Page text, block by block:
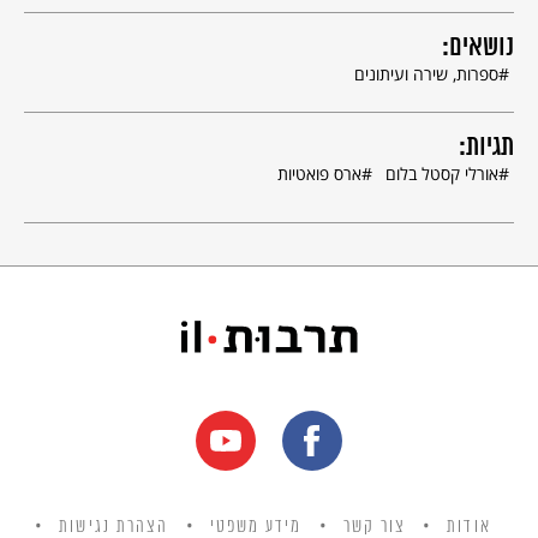
37-33.
נושאים:
ספרות, שירה ועיתונים
תגיות:
אורלי קסטל בלום ארס פואטיות
אודות צור קשר מידע משפטי הצהרת נגישות